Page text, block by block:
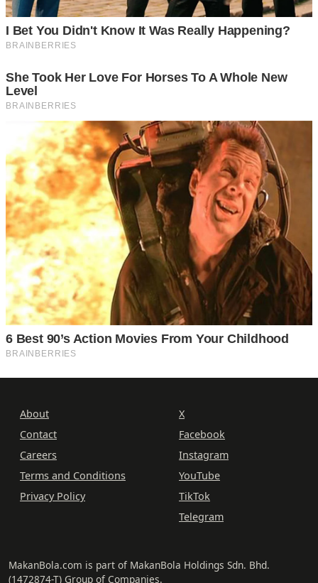
About
Contact
Careers
Terms and Conditions
Privacy Policy
X
Facebook
Instagram
YouTube
TikTok
Telegram
MakanBola.com is part of MakanBola Holdings Sdn. Bhd.
(1472874-T) Group of Companies.